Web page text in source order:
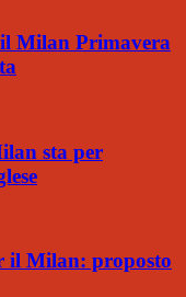
Milan Primavera
sta per
il Milan: proposto